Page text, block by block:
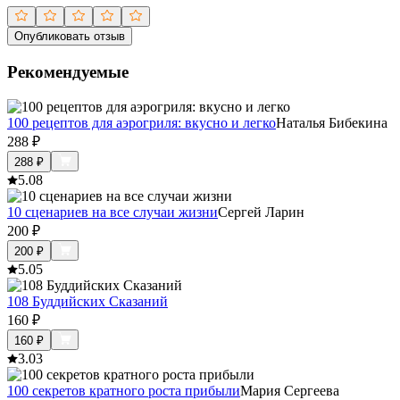
Опубликовать отзыв
Рекомендуемые
100 рецептов для аэрогриля: вкусно и легкоНаталья Бибекина
288 ₽
288 ₽
5.08
10 сценариев на все случаи жизниСергей Ларин
200 ₽
200 ₽
5.05
108 Буддийских Сказаний
160 ₽
160 ₽
3.03
100 секретов кратного роста прибылиМария Сергеева